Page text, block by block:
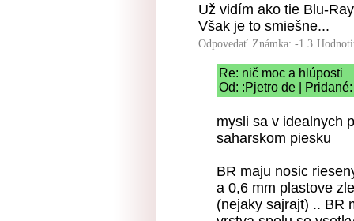
Už vidím ako tie Blu-
Však je to smiešne...
Odpovedať Známka: -1.3
Re: nič moc a hlúposti
Od: :Pjetro de |
mysli sa v idealnych
saharskom piesku
BR maju nosic
a 0,6 mm plastove
(nejaky sajrajt) .. BR